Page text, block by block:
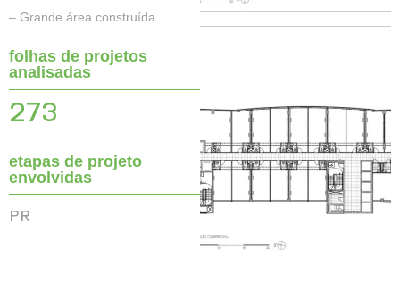
– Grande área construída
folhas de projetos
analisadas
273
etapas de projeto
envolvidas
PR